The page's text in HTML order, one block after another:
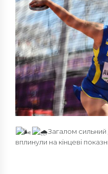
Загалом
вплинули на кінцеві